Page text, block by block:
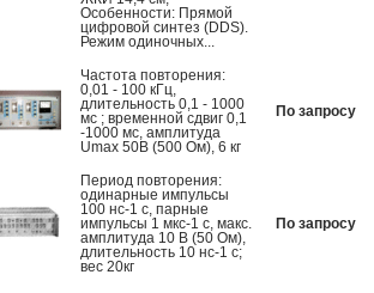
Особенности: Прямой
цифровой синтез (DDS).
Режим одиночных...
Частота повторения:
0,01 - 100 кГц,
длительность 0,1 - 1000
мс ; временной сдвиг 0,1
-1000 мс, амплитуда
Umax 50В (500 Ом), 6 кг
По запросу
Период повторения:
одинарные импульсы
100 нс-1 с, парные
импульсы 1 мкс-1 с, макс.
амплитуда 10 В (50 Ом),
длительность 10 нс-1 с;
вес 20кг
По запросу